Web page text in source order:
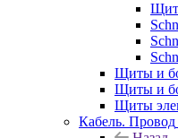
Щиты и
Щиты и
Щиты
Кабель. Провод